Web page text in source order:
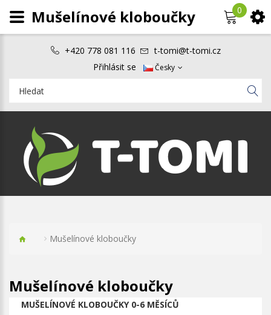
+420 778 081 116
t-tomi@t-tomi.cz
Přihlásit se
Česky
0
Mušelínové kloboučky
Mušelínové kloboučky
MUŠELÍNOVÉ KLOBOUČKY 0-6 MĚSÍCŮ
Mušelínové kloboučky